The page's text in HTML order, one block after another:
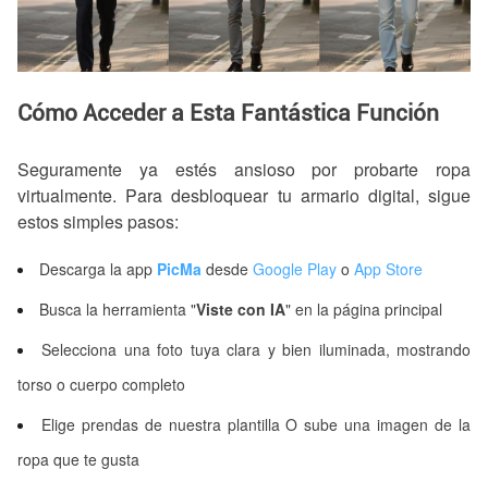
Cómo Acceder a Esta Fantástica Función
Seguramente ya estés ansioso por probarte ropa
virtualmente. Para desbloquear tu armario digital, sigue
estos simples pasos:
Descarga la app PicMa desde Google Play o App Store
Busca la herramienta "Viste con IA" en la página principal
Selecciona una foto tuya clara y bien iluminada, mostrando
torso o cuerpo completo
Elige prendas de nuestra plantilla O sube una imagen de la
ropa que te gusta